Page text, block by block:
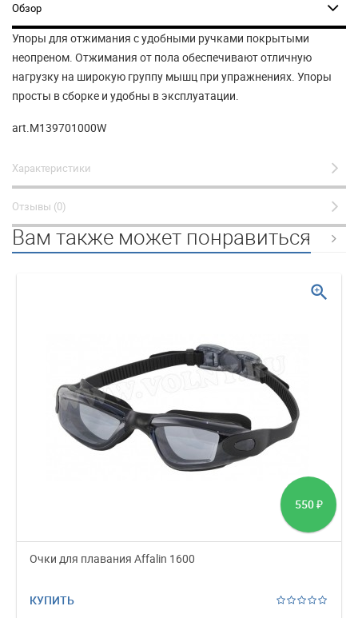
Обзор
Упоры для отжимания с удобными ручками покрытыми
неопреном. Отжимания от пола обеспечивают отличную
нагрузку на широкую группу мышц при упражнениях. Упоры
просты в сборке и удобны в эксплуатации.
art.M139701000W
Характеристики
Отзывы (0)
Вам также может понравиться
550 ₽
Очки для плавания Affalin 1600
КУПИТЬ
zoom_in